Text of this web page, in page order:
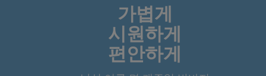
가볍게
시원하게
편안하게